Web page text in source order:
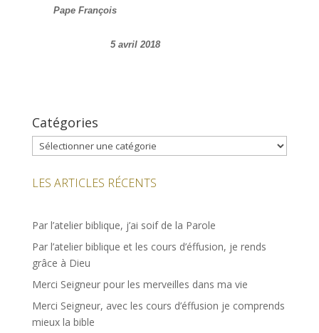
Pape François
5 avril 2018
Catégories
Catégories
LES ARTICLES RÉCENTS
Par l’atelier biblique, j’ai soif de la Parole
Par l’atelier biblique et les cours d’éffusion, je rends
grâce à Dieu
Merci Seigneur pour les merveilles dans ma vie
Merci Seigneur, avec les cours d’éffusion je comprends
mieux la bible